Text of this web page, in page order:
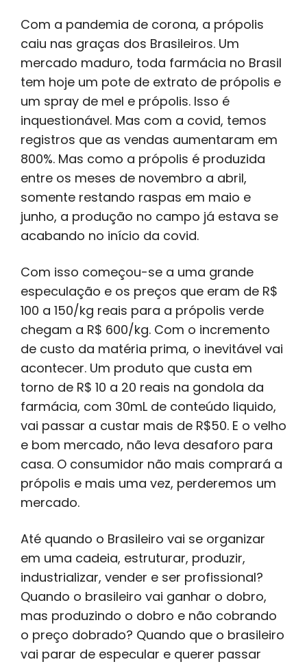
Com a pandemia de corona, a própolis
caiu nas graças dos Brasileiros. Um
mercado maduro, toda farmácia no Brasil
tem hoje um pote de extrato de própolis e
um spray de mel e própolis. Isso é
inquestionável. Mas com a covid, temos
registros que as vendas aumentaram em
800%. Mas como a própolis é produzida
entre os meses de novembro a abril,
somente restando raspas em maio e
junho, a produção no campo já estava se
acabando no início da covid.
Com isso começou-se a uma grande
especulação e os preços que eram de R$
100 a 150/kg reais para a própolis verde
chegam a R$ 600/kg. Com o incremento
de custo da matéria prima, o inevitável vai
acontecer. Um produto que custa em
torno de R$ 10 a 20 reais na gondola da
farmácia, com 30mL de conteúdo liquido,
vai passar a custar mais de R$50. E o velho
e bom mercado, não leva desaforo para
casa. O consumidor não mais comprará a
própolis e mais uma vez, perderemos um
mercado.
Até quando o Brasileiro vai se organizar
em uma cadeia, estruturar, produzir,
industrializar, vender e ser profissional?
Quando o brasileiro vai ganhar o dobro,
mas produzindo o dobro e não cobrando
o preço dobrado? Quando que o brasileiro
vai parar de especular e querer passar